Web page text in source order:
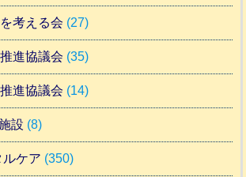
考える会 (27)
進協議会 (35)
進協議会 (14)
設 (8)
ルケア (350)